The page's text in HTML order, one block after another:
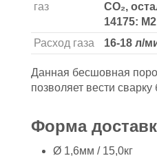
газ
CO₂,
14175:
Расход газа
16-18 л/
Данная бесшовная
позволяет вести сварку
Форма
Ø 1,6мм / 15,0кг